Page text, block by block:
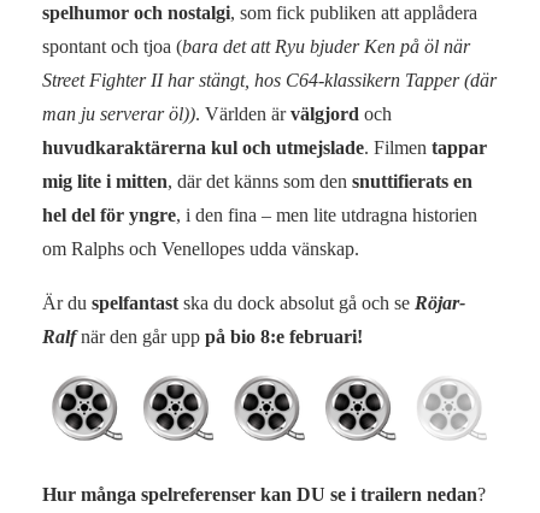
spelhumor och nostalgi, som fick publiken att applådera
spontant och tjoa (bara det att Ryu bjuder Ken på öl när
Street Fighter II har stängt, hos C64-klassikern Tapper (där
man ju serverar öl)). Världen ärvälgjord och
huvudkaraktärerna kul och utmejslade. Filmen tappar
mig lite i mitten, där det känns som den snuttifierats en
hel del för yngre, i den fina – men lite utdragna historien
om Ralphs och Venellopes udda vänskap.
Är du spelfantast ska du dock absolut gå och se Röjar-
Ralf när den går upp på bio 8:e februari!
Hur många spelreferenser kan DU se i trailern nedan?